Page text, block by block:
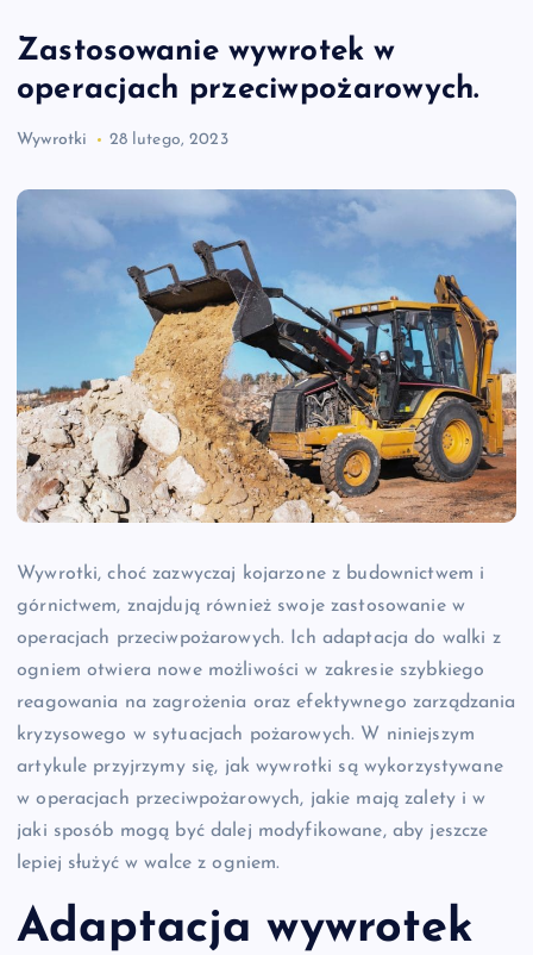
Zastosowanie wywrotek w
operacjach przeciwpożarowych.
Wywrotki 28 lutego, 2023
Wywrotki, choć zazwyczaj kojarzone z budownictwem i
górnictwem, znajdują również swoje zastosowanie w
operacjach przeciwpożarowych. Ich adaptacja do walki z
ogniem otwiera nowe możliwości w zakresie szybkiego
reagowania na zagrożenia oraz efektywnego zarządzania
kryzysowego w sytuacjach pożarowych. W niniejszym
artykule przyjrzymy się, jak wywrotki są wykorzystywane
w operacjach przeciwpożarowych, jakie mają zalety i w
jaki sposób mogą być dalej modyfikowane, aby jeszcze
lepiej służyć w walce z ogniem.
Adaptacja wywrotek